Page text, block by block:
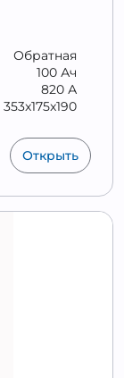
Обратная
100 Ач
820 А
353x175x190
Открыть